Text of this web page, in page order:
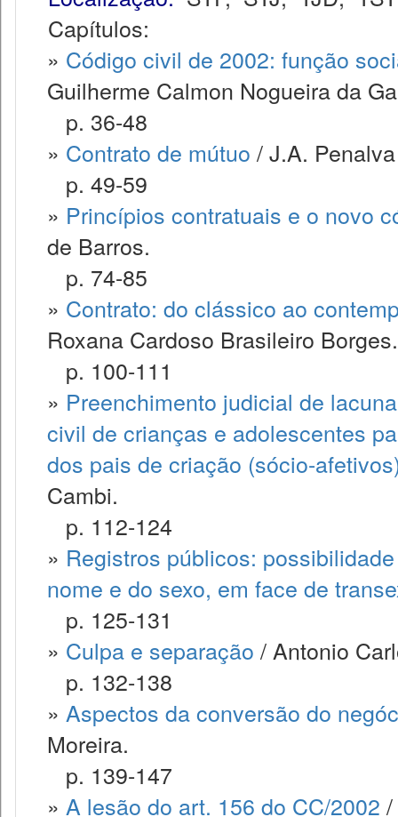
Capítulos:
» Código civil de 2002: função
Guilherme Calmon Nogueira da
p. 36-48
» Contrato de mútuo / J.A.
p. 49-59
» Princípios contratuais e o novo
de Barros.
p. 74-85
» Contrato: do clássico ao
Roxana Cardoso Brasileiro Borges.
p. 100-111
» Preenchimento judicial de
civil de crianças e adolescentes
dos pais de criação (sócio-
Cambi.
p. 112-124
» Registros públicos:
nome e do sexo, em face de
p. 125-131
» Culpa e separação / Antonio
p. 132-138
» Aspectos da conversão do
Moreira.
p. 139-147
» A lesão do art. 156 do CC/2002